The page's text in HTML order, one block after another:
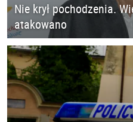
Nie krył pochodzenia.
atakowano